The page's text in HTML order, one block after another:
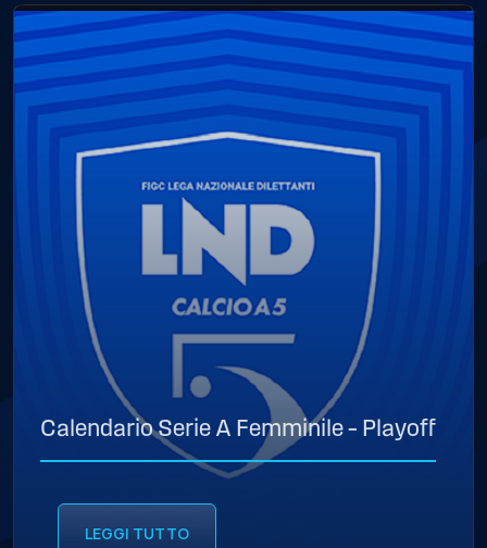
Calendario Serie A Femminile – Playoff
LEGGI TUTTO